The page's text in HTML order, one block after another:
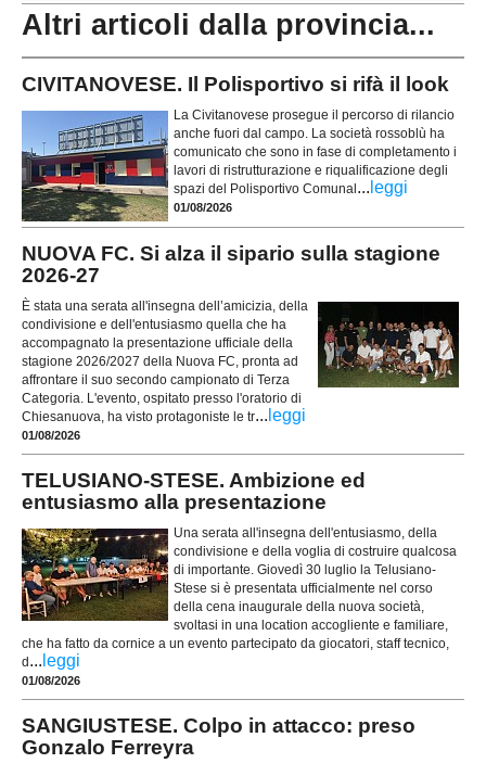
Altri articoli dalla provincia...
CIVITANOVESE. Il Polisportivo si rifà il look
La Civitanovese prosegue il percorso di rilancio
anche fuori dal campo. La società rossoblù ha
comunicato che sono in fase di completamento i
lavori di ristrutturazione e riqualificazione degli
spazi del Polisportivo Comunal ... leggi
01/08/2026
NUOVA FC. Si alza il sipario sulla stagione
2026-27
È stata una serata all'insegna dell’amicizia, della
condivisione e dell'entusiasmo quella che ha
accompagnato la presentazione ufficiale della
stagione 2026/2027 della Nuova FC, pronta ad
affrontare il suo secondo campionato di Terza
Categoria. L'evento, ospitato presso l'oratorio di
Chiesanuova, ha visto protagoniste le tr... leggi
01/08/2026
TELUSIANO-STESE. Ambizione ed
entusiasmo alla presentazione
Una serata all'insegna dell'entusiasmo, della
condivisione e della voglia di costruire qualcosa
di importante. Giovedì 30 luglio la Telusiano-
Stese si è presentata ufficialmente nel corso
della cena inaugurale della nuova società,
svoltasi in una location accogliente e familiare,
che ha fatto da cornice a un evento partecipato da giocatori, staff tecnico,
d ... leggi
01/08/2026
SANGIUSTESE. Colpo in attacco: preso
Gonzalo Ferreyra